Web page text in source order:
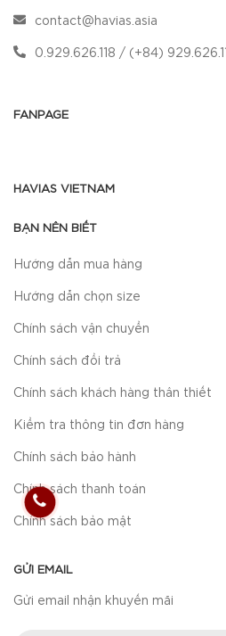
contact@havias.asia
0.929.626.118 / (+84)
FANPAGE
HAVIAS VIETNAM
BẠN NÊN BIẾT
Hướng dẫn mua hàng
Hướng dẫn chọn size
Chính sách vận chuyển
Chính sách đổi trả
Chính sách khách hàng thân thiết
Kiểm tra thông tin đơn hàng
Chính sách bảo hành
Chính sách thanh toán
Chính sách bảo mật
GỬI EMAIL
Gửi email nhận khuyến mãi